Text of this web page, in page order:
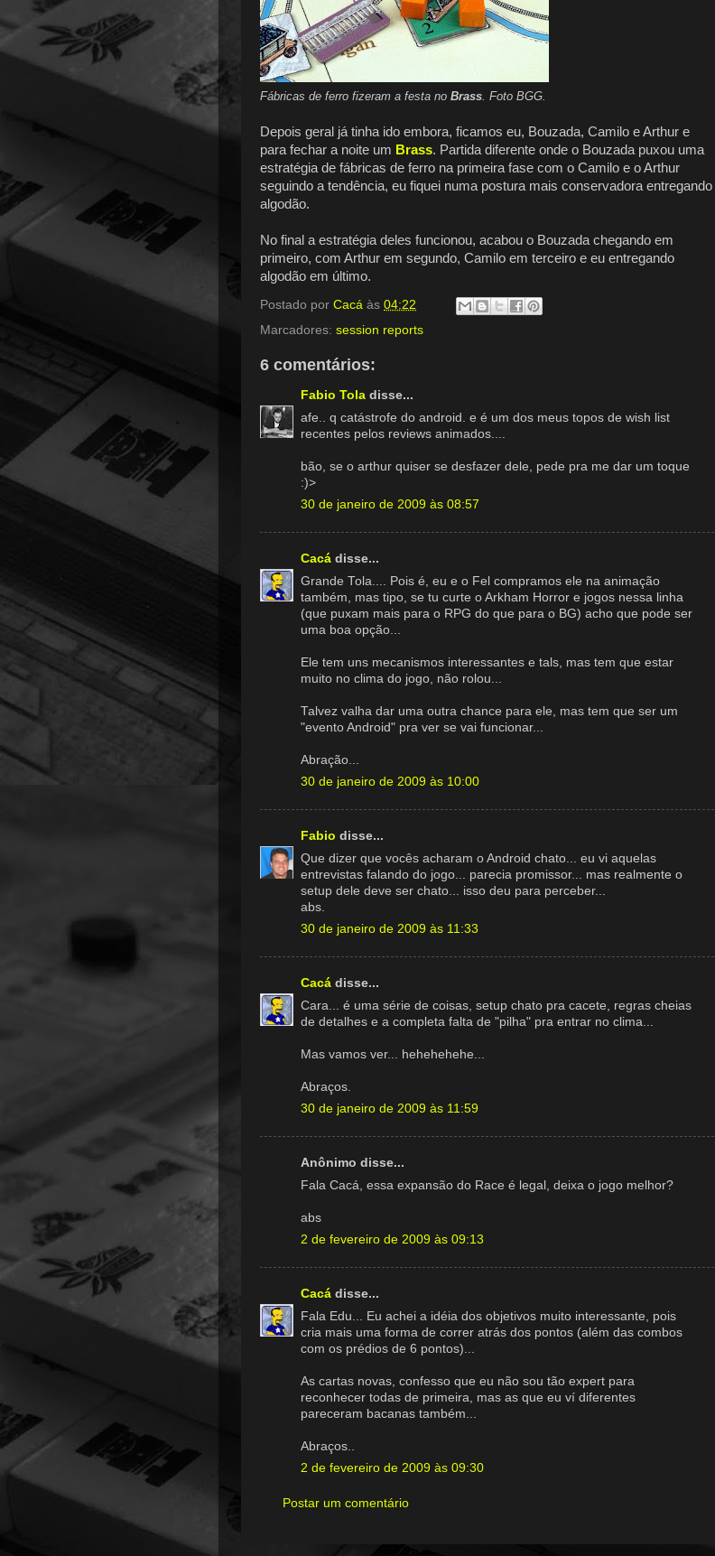
Fábricas de ferro fizeram a festa no Brass . Foto BGG.
Depois geral já tinha ido embora, ficamos eu, Bouzada, Camilo e Arthur e
para fechar a noite um Brass. Partida diferente onde o Bouzada puxou uma
estratégia de fábricas de ferro na primeira fase com o Camilo e o Arthur
seguindo a tendência, eu fiquei numa postura mais conservadora entregando
algodão.
No final a estratégia deles funcionou, acabou o Bouzada chegando em
primeiro, com Arthur em segundo, Camilo em terceiro e eu entregando
algodão em último.
Postado por Cacá às 04:22
Marcadores: session reports
6 comentários:
Fabio Tola disse...
afe.. q catástrofe do android. e é um dos meus topos de wish list
recentes pelos reviews animados....
bão, se o arthur quiser se desfazer dele, pede pra me dar um toque
:)>
30 de janeiro de 2009 às 08:57
Cacá disse...
Grande Tola.... Pois é, eu e o Fel compramos ele na animação
também, mas tipo, se tu curte o Arkham Horror e jogos nessa linha
(que puxam mais para o RPG do que para o BG) acho que pode ser
uma boa opção...
Ele tem uns mecanismos interessantes e tals, mas tem que estar
muito no clima do jogo, não rolou...
Talvez valha dar uma outra chance para ele, mas tem que ser um
"evento Android" pra ver se vai funcionar...
Abração...
30 de janeiro de 2009 às 10:00
Fabio disse...
Que dizer que vocês acharam o Android chato... eu vi aquelas
entrevistas falando do jogo... parecia promissor... mas realmente o
setup dele deve ser chato... isso deu para perceber...
abs.
30 de janeiro de 2009 às 11:33
Cacá disse...
Cara... é uma série de coisas, setup chato pra cacete, regras cheias
de detalhes e a completa falta de "pilha" pra entrar no clima...
Mas vamos ver... hehehehehe...
Abraços.
30 de janeiro de 2009 às 11:59
Anônimo disse...
Fala Cacá, essa expansão do Race é legal, deixa o jogo melhor?
abs
2 de fevereiro de 2009 às 09:13
Cacá disse...
Fala Edu... Eu achei a idéia dos objetivos muito interessante, pois
cria mais uma forma de correr atrás dos pontos (além das combos
com os prédios de 6 pontos)...
As cartas novas, confesso que eu não sou tão expert para
reconhecer todas de primeira, mas as que eu ví diferentes
pareceram bacanas também...
Abraços..
2 de fevereiro de 2009 às 09:30
Postar um comentário